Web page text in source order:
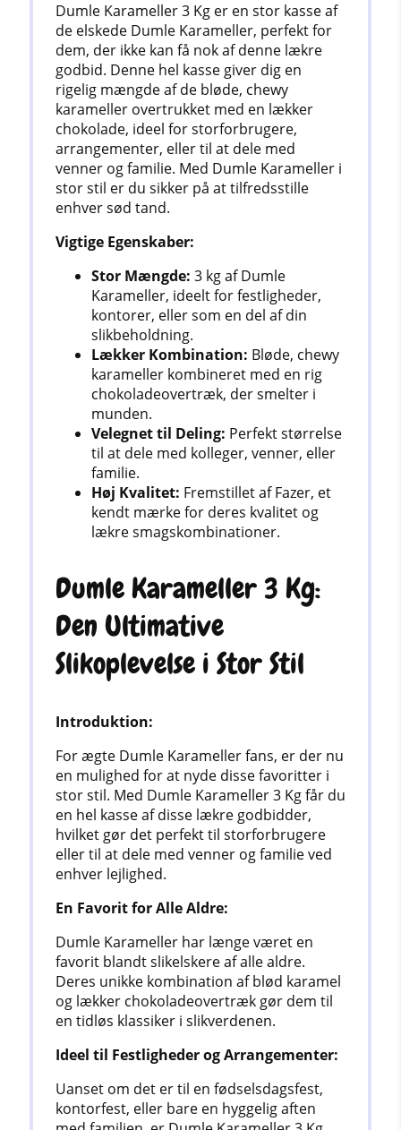
Dumle Karameller 3 Kg er en stor kasse af
de elskede Dumle Karameller, perfekt for
dem, der ikke kan få nok af denne lækre
godbid. Denne hel kasse giver dig en
rigelig mængde af de bløde, chewy
karameller overtrukket med en lækker
chokolade, ideel for storforbrugere,
arrangementer, eller til at dele med
venner og familie. Med Dumle Karameller i
stor stil er du sikker på at tilfredsstille
enhver sød tand.
Vigtige Egenskaber:
Stor Mængde: 3 kg af Dumle
Karameller, ideelt for festligheder,
kontorer, eller som en del af din
slikbeholdning.
Lækker Kombination: Bløde, chewy
karameller kombineret med en rig
chokoladeovertræk, der smelter i
munden.
Velegnet til Deling: Perfekt størrelse
til at dele med kolleger, venner, eller
familie.
Høj Kvalitet: Fremstillet af Fazer, et
kendt mærke for deres kvalitet og
lækre smagskombinationer.
Dumle Karameller 3 Kg:
Den Ultimative
Slikoplevelse i Stor Stil
Introduktion:
For ægte Dumle Karameller fans, er der nu
en mulighed for at nyde disse favoritter i
stor stil. Med Dumle Karameller 3 Kg får du
en hel kasse af disse lækre godbidder,
hvilket gør det perfekt til storforbrugere
eller til at dele med venner og familie ved
enhver lejlighed.
En Favorit for Alle Aldre:
Dumle Karameller har længe været en
favorit blandt slikelskere af alle aldre.
Deres unikke kombination af blød karamel
og lækker chokoladeovertræk gør dem til
en tidløs klassiker i slikverdenen.
Ideel til Festligheder og Arrangementer:
Uanset om det er til en fødselsdagsfest,
kontorfest, eller bare en hyggelig aften